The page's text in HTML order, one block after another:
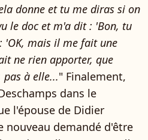
donne et tu me diras si on
le doc et m'a dit : 'Bon, tu
'OK, mais il me fait une
ne rien apporter, que
à elle..." Finalement,
dans le
l'épouse de Didier
nouveau demandé d'être